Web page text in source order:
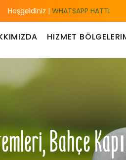
Hoşgeldiniz | WHATSAPP HATTI
HIZMET
Bahçe